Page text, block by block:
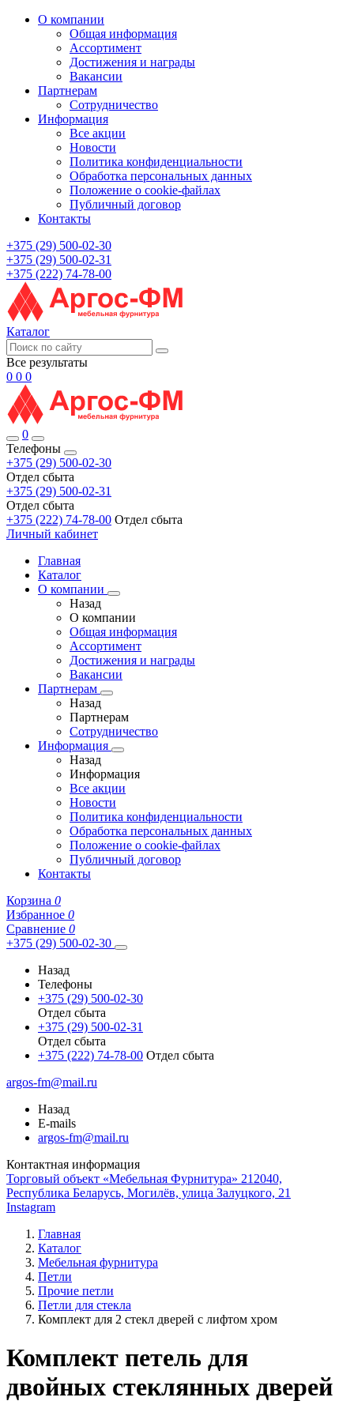
О компании
Общая информация
Ассортимент
Достижения и награды
Вакансии
Партнерам
Сотрудничество
Информация
Все акции
Новости
Политика конфиденциальности
Обработка персональных данных
Положение о cookie-файлах
Публичный договор
Контакты
+375 (29) 500-02-30
+375 (29) 500-02-31
+375 (222) 74-78-00
Каталог
Все результаты
0 0 0
0
Телефоны
+375 (29) 500-02-30
Отдел сбыта
+375 (29) 500-02-31
Отдел сбыта
+375 (222) 74-78-00 Отдел сбыта
Личный кабинет
Главная
Каталог
О компании
Назад
О компании
Общая информация
Ассортимент
Достижения и награды
Вакансии
Партнерам
Назад
Партнерам
Сотрудничество
Информация
Назад
Информация
Все акции
Новости
Политика конфиденциальности
Обработка персональных данных
Положение о cookie-файлах
Публичный договор
Контакты
Корзина 0
Избранное 0
Сравнение 0
+375 (29) 500-02-30
Назад
Телефоны
+375 (29) 500-02-30
Отдел сбыта
+375 (29) 500-02-31
Отдел сбыта
+375 (222) 74-78-00 Отдел сбыта
argos-fm@mail.ru
Назад
E-mails
argos-fm@mail.ru
Контактная информация
Торговый объект «Мебельная Фурнитура» 212040,
Республика Беларусь, Могилёв, улица Залуцкого, 21
Instagram
Главная
Каталог
Мебельная фурнитура
Петли
Прочие петли
Петли для стекла
Комплект для 2 стекл дверей с лифтом хром
Комплект петель для
двойных стеклянных дверей